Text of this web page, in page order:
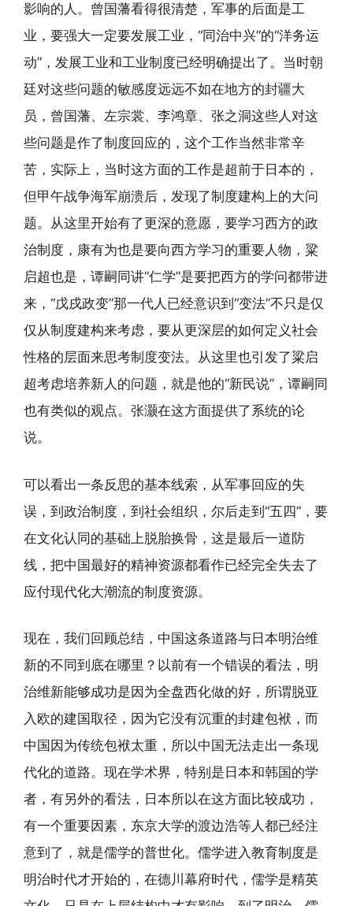
影响的人。曾国藩看得很清楚，军事的后面是工
业，要强大一定要发展工业，“同治中兴”的“洋务运
动”，发展工业和工业制度已经明确提出了。当时朝
廷对这些问题的敏感度远远不如在地方的封疆大
员，曾国藩、左宗裳、李鸿章、张之洞这些人对这
些问题是作了制度回应的，这个工作当然非常辛
苦，实际上，当时这方面的工作是超前于日本的，
但甲午战争海军崩溃后，发现了制度建构上的大问
题。从这里开始有了更深的意愿，要学习西方的政
治制度，康有为也是要向西方学习的重要人物，粱
启超也是，谭嗣同讲“仁学”是要把西方的学问都带进
来，“戊戌政变”那一代人已经意识到“变法”不只是仅
仅从制度建构来考虑，要从更深层的如何定义社会
性格的层面来思考制度变法。从这里也引发了粱启
超考虑培养新人的问题，就是他的“新民说”，谭嗣同
也有类似的观点。张灏在这方面提供了系统的论
说。
可以看出一条反思的基本线索，从军事回应的失
误，到政治制度，到社会组织，尔后走到“五四”，要
在文化认同的基础上脱胎换骨，这是最后一道防
线，把中国最好的精神资源都看作已经完全失去了
应付现代化大潮流的制度资源。
现在，我们回顾总结，中国这条道路与日本明治维
新的不同到底在哪里？以前有一个错误的看法，明
治维新能够成功是因为全盘西化做的好，所谓脱亚
入欧的建国取径，因为它没有沉重的封建包袱，而
中国因为传统包袱太重，所以中国无法走出一条现
代化的道路。现在学术界，特别是日本和韩国的学
者，有另外的看法，日本所以在这方面比较成功，
有一个重要因素，东京大学的渡边浩等人都已经注
意到了，就是儒学的普世化。儒学进入教育制度是
明治时代才开始的，在德川幕府时代，儒学是精英